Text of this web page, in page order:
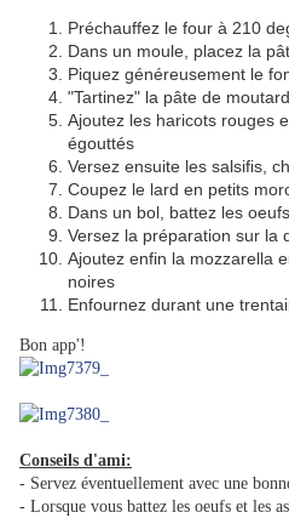
Préchauffez le four à 210
Dans un moule, placez la
Piquez généreusement le
"Tartinez" la pâte de
Ajoutez les haricots rouges
égouttés
Versez ensuite les salsifis,
Coupez le lard en petits
Dans un bol, battez les
Versez la préparation sur la
Ajoutez enfin la mozzarella
noires
Enfournez durant une
Bon app'!
Conseils d'ami:
- Servez éventuellement avec une
- Lorsque vous battez les oeufs et les